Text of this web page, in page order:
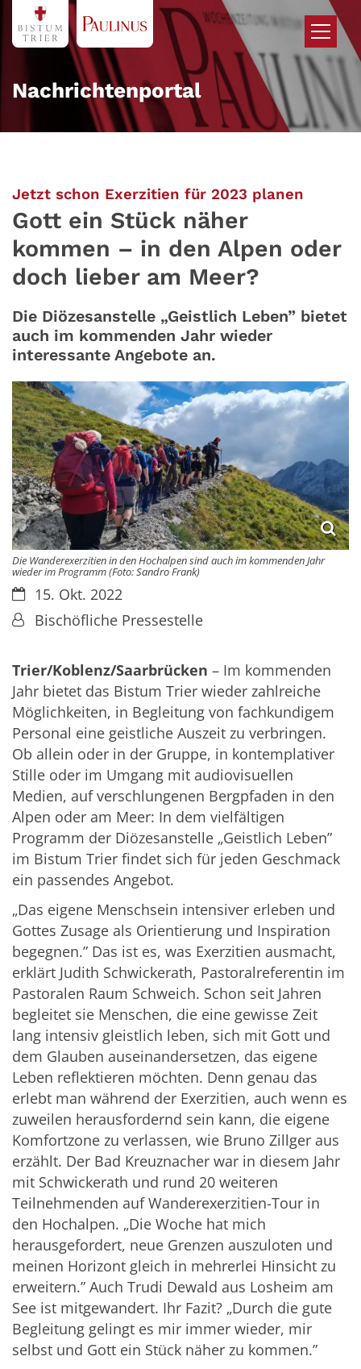
Zum Inhalt springen
Nachrichtenportal
Jetzt schon Exerzitien für 2023 planen
Gott ein Stück näher
kommen – in den Alpen oder
doch lieber am Meer?
Die Diözesanstelle „Geistlich Leben” bietet
auch im kommenden Jahr wieder
interessante Angebote an.
Die Wanderexerzitien in den Hochalpen sind auch im kommenden Jahr
wieder im Programm (Foto: Sandro Frank)
Datum:15. Okt. 2022
Von:Bischöfliche Pressestelle
Trier/Koblenz/Saarbrücken – Im kommenden
Jahr bietet das Bistum Trier wieder zahlreiche
Möglichkeiten, in Begleitung von fachkundigem
Personal eine geistliche Auszeit zu verbringen.
Ob allein oder in der Gruppe, in kontemplativer
Stille oder im Umgang mit audiovisuellen
Medien, auf verschlungenen Bergpfaden in den
Alpen oder am Meer: In dem vielfältigen
Programm der Diözesanstelle „Geistlich Leben”
im Bistum Trier findet sich für jeden Geschmack
ein passendes Angebot.
„Das eigene Menschsein intensiver erleben und
Gottes Zusage als Orientierung und Inspiration
begegnen.” Das ist es, was Exerzitien ausmacht,
erklärt Judith Schwickerath, Pastoralreferentin im
Pastoralen Raum Schweich. Schon seit Jahren
begleitet sie Menschen, die eine gewisse Zeit
lang intensiv gleistlich leben, sich mit Gott und
dem Glauben auseinandersetzen, das eigene
Leben reflektieren möchten. Denn genau das
erlebt man während der Exerzitien, auch wenn es
zuweilen herausfordernd sein kann, die eigene
Komfortzone zu verlassen, wie Bruno Zillger aus
erzählt. Der Bad Kreuznacher war in diesem Jahr
mit Schwickerath und rund 20 weiteren
Teilnehmenden auf Wanderexerzitien-Tour in
den Hochalpen. „Die Woche hat mich
herausgefordert, neue Grenzen auszuloten und
meinen Horizont gleich in mehrerlei Hinsicht zu
erweitern.” Auch Trudi Dewald aus Losheim am
See ist mitgewandert. Ihr Fazit? „Durch die gute
Begleitung gelingt es mir immer wieder, mir
selbst und Gott ein Stück näher zu kommen.”